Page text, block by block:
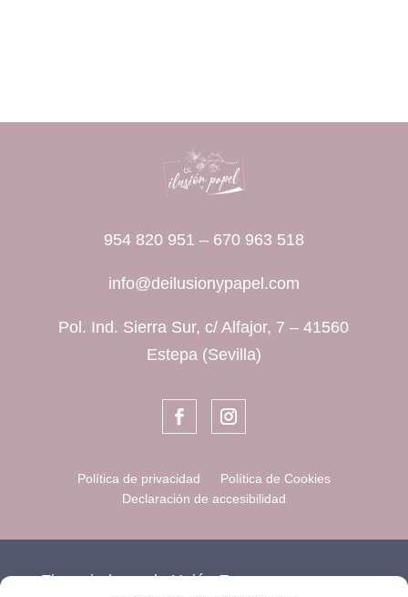
954 820 951 – 670 963 518
info@deilusionypapel.com
Pol. Ind. Sierra Sur, c/ Alfajor, 7 – 41560
Estepa (Sevilla)
Política de privacidad
Política de Cookies
Declaración de accesibilidad
Financiado por la Unión Europea –